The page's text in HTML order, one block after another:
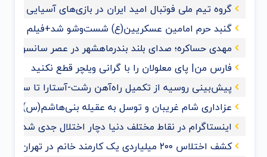
گروه تیم ملی فوتبال امید ایران در بازی‌های آسیایی
گنبد حرم امامین عسکریین(ع) شست‌وشو شد+فیلم و
مهدی حساکره؛ صدای بلند بندرماهشهر در عصر سانسور و
فارس من| پای معلولان را با گرانی ویلچر قطع نکنید
پیش‌بینی روسیه از تکمیل راه‌آهن رشت-آستارا تا سال ‌۲۰۲۸
عزاداری شام غریبان و توسل به عقیله بنی‌هاشم(س) با
اینستاگرام در نقاط مختلف دنیا دچار اختلال جدی شد
کشف اختلاس ۲۰۰ میلیاردی یک کارمند خانم در تهران